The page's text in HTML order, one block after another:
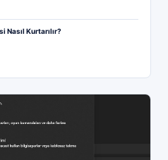
Nasıl Kurtarılır?